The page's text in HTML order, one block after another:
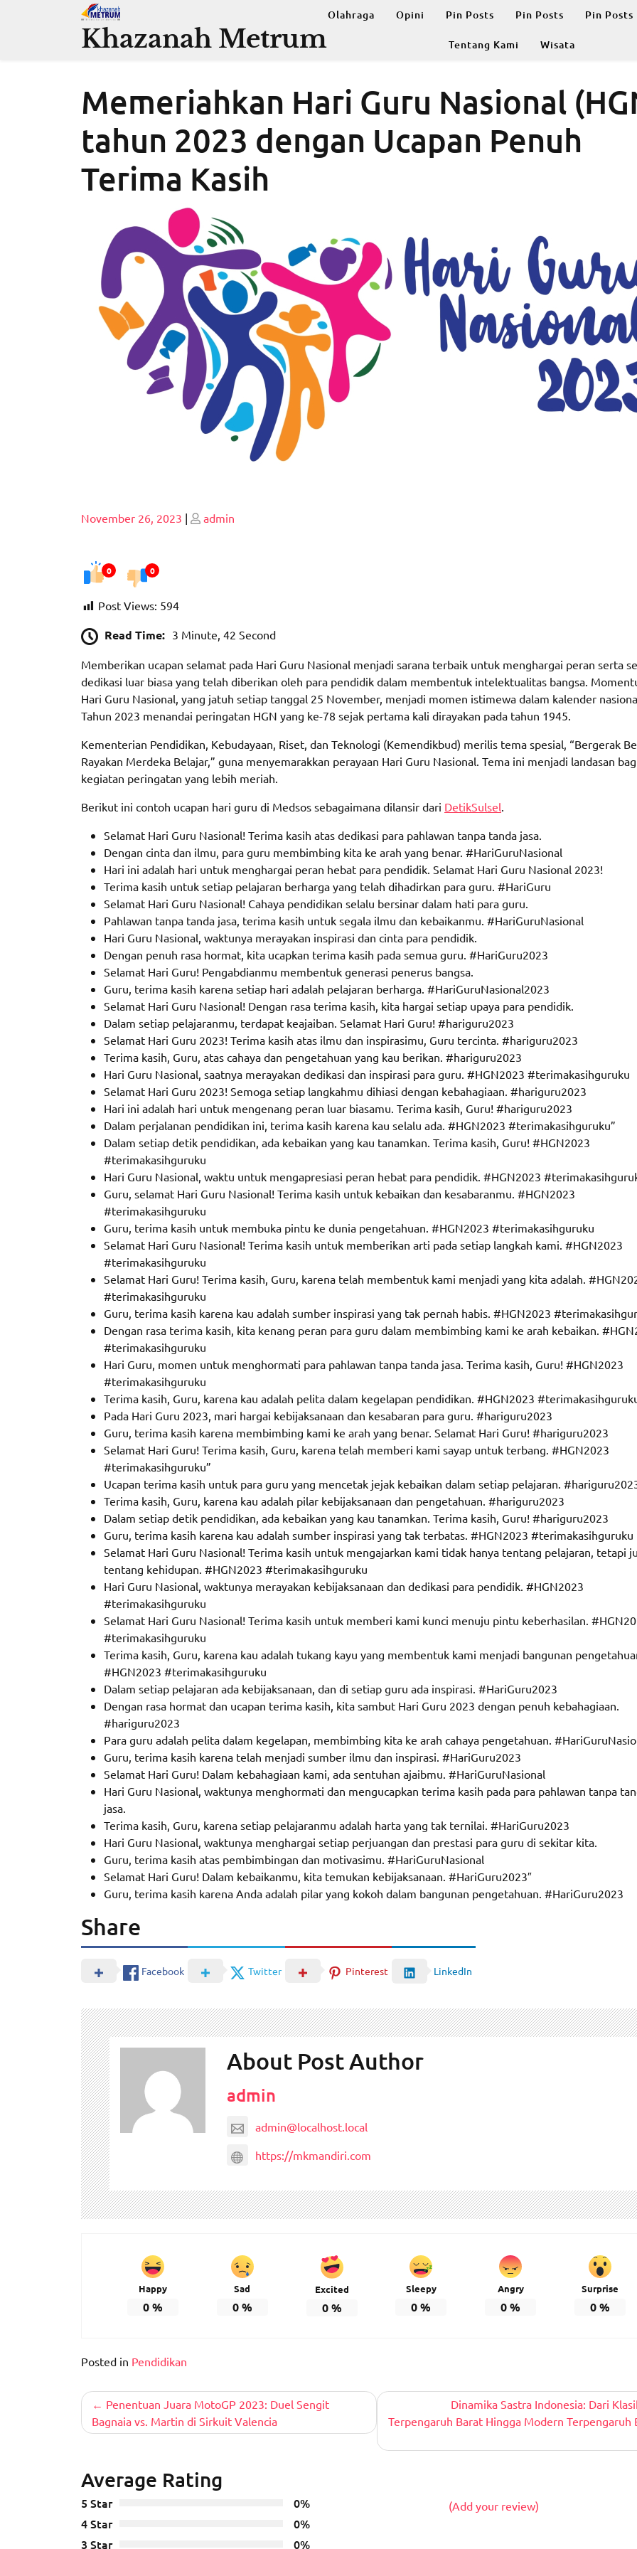
Khazanah Metrum
Olahraga Opini Pin Posts Pin Posts Pin Posts
Tentang Kami Wisata
Memeriahkan Hari Guru Nasional
tahun 2023 dengan Ucapan Penuh
Terima Kasih
Posted
November 26, 2023 | Posted
admin
0 0
Post Views: 594
Read Time: 3 Minute, 42 Second
Memberikan ucapan selamat pada Hari Guru Nasional menjadi sarana terbaik untuk menghargai peran serta
dedikasi luar biasa yang telah diberikan oleh para pendidik dalam membentuk intelektualitas bangsa.
Hari Guru Nasional, yang jatuh setiap tanggal 25 November, menjadi momen istimewa dalam kalender
Tahun 2023 menandai peringatan HGN yang ke-78 sejak pertama kali dirayakan pada tahun 1945.
Kementerian Pendidikan, Kebudayaan, Riset, dan Teknologi (Kemendikbud) merilis tema spesial, “Bergerak
Rayakan Merdeka Belajar,” guna menyemarakkan perayaan Hari Guru Nasional. Tema ini menjadi landasan
kegiatan peringatan yang lebih meriah.
Berikut ini contoh ucapan hari guru di Medsos sebagaimana dilansir dari DetikSulsel.
Selamat Hari Guru Nasional! Terima kasih atas dedikasi para pahlawan tanpa tanda jasa.
Dengan cinta dan ilmu, para guru membimbing kita ke arah yang benar. #HariGuruNasional
Hari ini adalah hari untuk menghargai peran hebat para pendidik. Selamat Hari Guru Nasional 2023!
Terima kasih untuk setiap pelajaran berharga yang telah dihadirkan para guru. #HariGuru
Selamat Hari Guru Nasional! Cahaya pendidikan selalu bersinar dalam hati para guru.
Pahlawan tanpa tanda jasa, terima kasih untuk segala ilmu dan kebaikanmu. #HariGuruNasional
Hari Guru Nasional, waktunya merayakan inspirasi dan cinta para pendidik.
Dengan penuh rasa hormat, kita ucapkan terima kasih pada semua guru. #HariGuru2023
Selamat Hari Guru! Pengabdianmu membentuk generasi penerus bangsa.
Guru, terima kasih karena setiap hari adalah pelajaran berharga. #HariGuruNasional2023
Selamat Hari Guru Nasional! Dengan rasa terima kasih, kita hargai setiap upaya para pendidik.
Dalam setiap pelajaranmu, terdapat keajaiban. Selamat Hari Guru! #hariguru2023
Selamat Hari Guru 2023! Terima kasih atas ilmu dan inspirasimu, Guru tercinta. #hariguru2023
Terima kasih, Guru, atas cahaya dan pengetahuan yang kau berikan. #hariguru2023
Hari Guru Nasional, saatnya merayakan dedikasi dan inspirasi para guru. #HGN2023 #terimakasihguruku
Selamat Hari Guru 2023! Semoga setiap langkahmu dihiasi dengan kebahagiaan. #hariguru2023
Hari ini adalah hari untuk mengenang peran luar biasamu. Terima kasih, Guru! #hariguru2023
Dalam perjalanan pendidikan ini, terima kasih karena kau selalu ada. #HGN2023 #terimakasihguruku”
Dalam setiap detik pendidikan, ada kebaikan yang kau tanamkan. Terima kasih, Guru! #HGN2023
#terimakasihguruku
Hari Guru Nasional, waktu untuk mengapresiasi peran hebat para pendidik. #HGN2023
Guru, selamat Hari Guru Nasional! Terima kasih untuk kebaikan dan kesabaranmu. #HGN2023
#terimakasihguruku
Guru, terima kasih untuk membuka pintu ke dunia pengetahuan. #HGN2023 #terimakasihguruku
Selamat Hari Guru Nasional! Terima kasih untuk memberikan arti pada setiap langkah kami. #HGN2023
#terimakasihguruku
Selamat Hari Guru! Terima kasih, Guru, karena telah membentuk kami menjadi yang kita adalah.
#terimakasihguruku
Guru, terima kasih karena kau adalah sumber inspirasi yang tak pernah habis. #HGN2023
Dengan rasa terima kasih, kita kenang peran para guru dalam membimbing kami ke arah kebaikan.
#terimakasihguruku
Hari Guru, momen untuk menghormati para pahlawan tanpa tanda jasa. Terima kasih, Guru! #HGN2023
#terimakasihguruku
Terima kasih, Guru, karena kau adalah pelita dalam kegelapan pendidikan. #HGN2023
Pada Hari Guru 2023, mari hargai kebijaksanaan dan kesabaran para guru. #hariguru2023
Guru, terima kasih karena membimbing kami ke arah yang benar. Selamat Hari Guru! #hariguru2023
Selamat Hari Guru! Terima kasih, Guru, karena telah memberi kami sayap untuk terbang. #HGN2023
#terimakasihguruku”
Ucapan terima kasih untuk para guru yang mencetak jejak kebaikan dalam setiap pelajaran.
Terima kasih, Guru, karena kau adalah pilar kebijaksanaan dan pengetahuan. #hariguru2023
Dalam setiap detik pendidikan, ada kebaikan yang kau tanamkan. Terima kasih, Guru! #hariguru2023
Guru, terima kasih karena kau adalah sumber inspirasi yang tak terbatas. #HGN2023 #terimakasihguruku
Selamat Hari Guru Nasional! Terima kasih untuk mengajarkan kami tidak hanya tentang pelajaran, tetapi
tentang kehidupan. #HGN2023 #terimakasihguruku
Hari Guru Nasional, waktunya merayakan kebijaksanaan dan dedikasi para pendidik. #HGN2023
#terimakasihguruku
Selamat Hari Guru Nasional! Terima kasih untuk memberi kami kunci menuju pintu keberhasilan.
#terimakasihguruku
Terima kasih, Guru, karena kau adalah tukang kayu yang membentuk kami menjadi bangunan
#HGN2023 #terimakasihguruku
Dalam setiap pelajaran ada kebijaksanaan, dan di setiap guru ada inspirasi. #HariGuru2023
Dengan rasa hormat dan ucapan terima kasih, kita sambut Hari Guru 2023 dengan penuh kebahagiaan.
#hariguru2023
Para guru adalah pelita dalam kegelapan, membimbing kita ke arah cahaya pengetahuan.
Guru, terima kasih karena telah menjadi sumber ilmu dan inspirasi. #HariGuru2023
Selamat Hari Guru! Dalam kebahagiaan kami, ada sentuhan ajaibmu. #HariGuruNasional
Hari Guru Nasional, waktunya menghormati dan mengucapkan terima kasih pada para pahlawan tanpa
jasa.
Terima kasih, Guru, karena setiap pelajaranmu adalah harta yang tak ternilai. #HariGuru2023
Hari Guru Nasional, waktunya menghargai setiap perjuangan dan prestasi para guru di sekitar kita.
Guru, terima kasih atas pembimbingan dan motivasimu. #HariGuruNasional
Selamat Hari Guru! Dalam kebaikanmu, kita temukan kebijaksanaan. #HariGuru2023″
Guru, terima kasih karena Anda adalah pilar yang kokoh dalam bangunan pengetahuan. #HariGuru2023
Share
Facebook Twitter Pinterest LinkedIn
About Post Author
admin
admin@localhost.local
https://mkmandiri.com
Happy
0%
Sad
0%
Excited
0%
Sleepy
0%
Angry
0%
Surprise
0%
Posted in Pendidikan
Post
navigation
Penentuan Juara MotoGP 2023: Duel Sengit
Bagnaia vs. Martin di Sirkuit Valencia
Dinamika Sastra Indonesia: Dari
Terpengaruh Barat Hingga Modern Terpengaruh
Average Rating
5 Star
0%
4 Star
0%
3 Star
0%
(Add your review)